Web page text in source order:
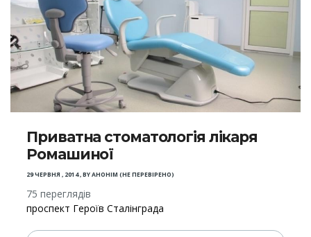
Приватна стоматологія лікаря
Ромашиної
29 ЧЕРВНЯ , 2014,BYАНОНІМ (НЕ ПЕРЕВІРЕНО)
75 переглядів
проспект Героїв Сталінграда